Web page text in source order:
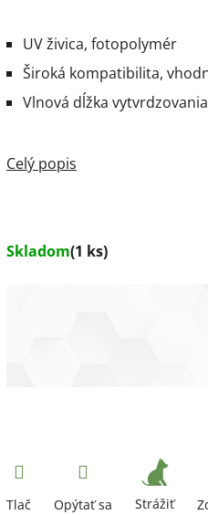
Skladom(1 ks)
UV živica, fotopolymér
Široká kompatibilita,
Vlnová dĺžka
Tlač Opýtať sa Strážiť